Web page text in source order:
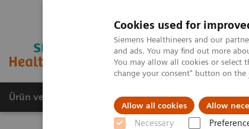
Cookies used for
Siemens Healthineers and our
and ads. You may find out more
You may allow all cookies or select
change your consent" button on the
Allow all cookies Allow
Necessary
Ürün ve Hizmetler Öne Çıkanlar Sağlık